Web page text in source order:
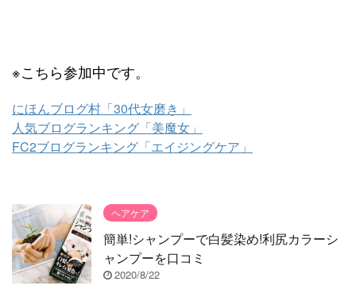
※こちら参加中です。
にほんブログ村「30代女磨き」
人気ブログランキング「美魔女」
FC2ブログランキング「エイジングケア」
ヘアケア
簡単!シャンプーで白髪染め!利尻カラーシ
ャンプーを口コミ
2020/8/22